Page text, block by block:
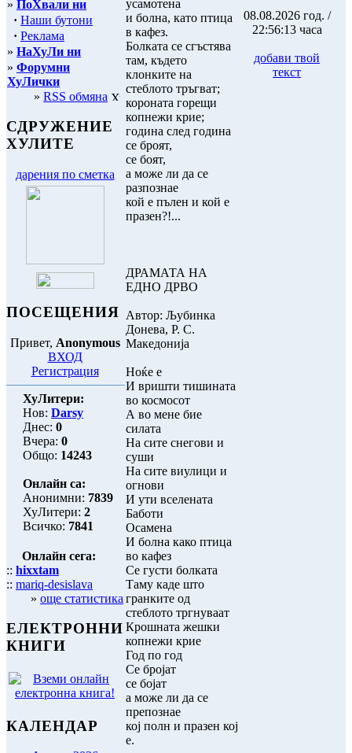
» ПоХвали ни
· Наши бутони
· Реклама
» НаХуЛи ни
» Форумни
ХуЛички
» RSS обмяна
СДРУЖЕНИЕ
ХУЛИТЕ
дарения по сметка
ПОСЕЩЕНИЯ
Привет, Anonymous
ВХОД
Регистрация
ХуЛитери:
Нов: Darsy
Днес: 0
Вчера: 0
Общо: 14243
Онлайн са:
Анонимни: 7839
ХуЛитери: 2
Всичко: 7841
Онлайн сега:
:: hixxtam
:: mariq-desislava
» още статистика
ЕЛЕКТРОННИ
КНИГИ
КАЛЕНДАР
усамотена
и болна, като птица
в кафез.
Болката се сгъстява
там, където
клонките на
стеблото тръгват;
короната горещи
копнежи крие;
година след година
се броят,
се боят,
а може ли да се
разпознае
кой е пълен и кой е
празен?!...
ДРАМАТА НА
ЕДНО ДРВО
Автор: Љубинка
Донева, Р. С.
Македонија
Ноќе е
И вришти тишината
во космосот
А во мене бие
силата
На сите снегови и
суши
На сите виулици и
огнови
И ути вселената
Баботи
Осамена
И болна како птица
во кафез
Се густи болката
Таму каде што
гранките од
стеблото тргнуваат
Крошната жешки
копнежи крие
Год по год
Се бројат
се бојат
а може ли да се
препознае
кој полн и празен кој
е.
08.08.2026 год. /
22:56:13 часа
добави твой
текст